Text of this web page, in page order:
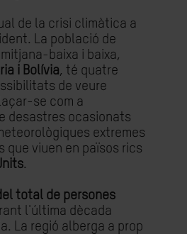
de la crisi climàtica a
La població de
baixa i baixa,
i Bolívia, té quatre
de veure
se com a
desastres ocasionats
extremes
que viuen en països rics
.
total de persones
l'última dècada
La regió alberga a prop